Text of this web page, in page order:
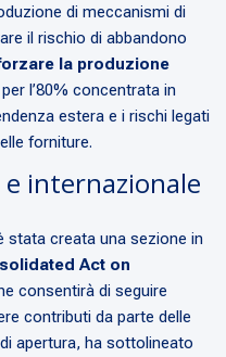
di meccanismi di
il rischio di abbandono
la produzione
l’80% concentrata in
estera e i rischi legati
forniture.
internazionale
stata creata una sezione in
Act on
consentirà di seguire
contributi da parte delle
apertura, ha sottolineato